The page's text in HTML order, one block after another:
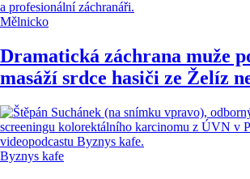
Mělnicko
Dramatická záchrana muže
masáží srdce hasiči ze Želíz
Byznys kafe